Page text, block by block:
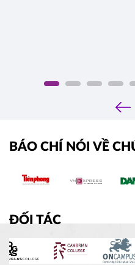
‹
BÁO CHÍ NÓI VỀ
ĐỐI TÁC